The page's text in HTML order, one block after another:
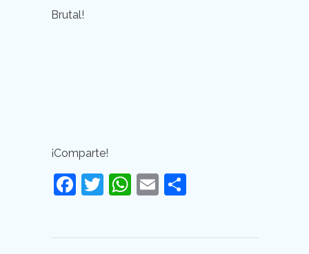
Brutal!
¡Comparte!
Facebook
Twitter
WhatsApp
Email